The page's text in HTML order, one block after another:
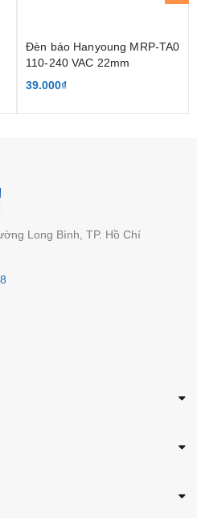
Đèn báo Hanyoung MRP-TA0
110-240 VAC 22mm
39.000₫
Long Bình, TP. Hồ Chí